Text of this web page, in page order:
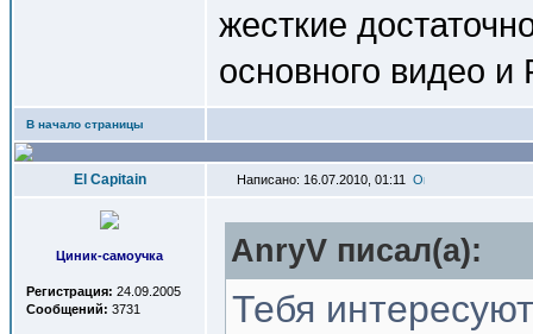
жесткие
основного видео и
В начало страницы
El Capitain Написано: 16.07.2010, 01:11
Циник-самоучка
Регистрация: 24.09.2005
Сообщений: 3731
AnryV писал(a):
Тебя